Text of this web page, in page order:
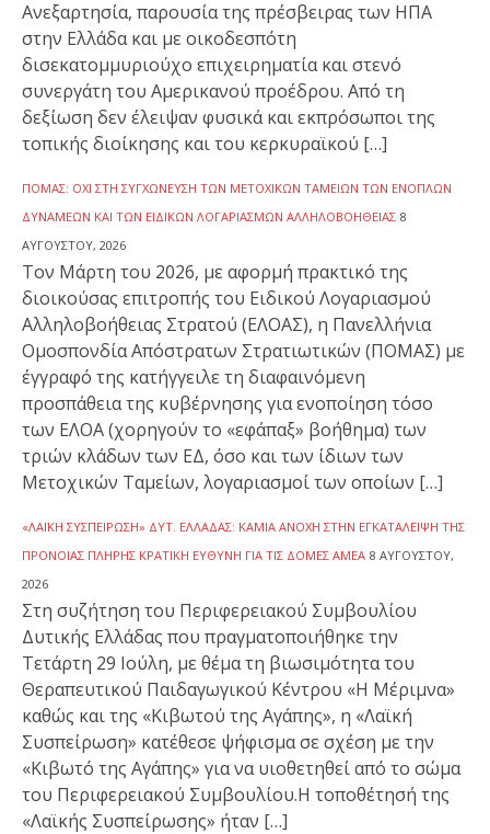
Ανεξαρτησία, παρουσία της πρέσβειρας των ΗΠΑ
στην Ελλάδα και με οικοδεσπότη
δισεκατομμυριούχο επιχειρηματία και στενό
συνεργάτη του Αμερικανού προέδρου. Από τη
δεξίωση δεν έλειψαν φυσικά και εκπρόσωποι της
τοπικής διοίκησης και του κερκυραϊκού […]
ΠΟΜΑΣ: ΌΧΙ ΣΤΗ ΣΥΓΧΏΝΕΥΣΗ ΤΩΝ ΜΕΤΟΧΙΚΏΝ ΤΑΜΕΊΩΝ ΤΩΝ ΕΝΌΠΛΩΝ
ΔΥΝΆΜΕΩΝ ΚΑΙ ΤΩΝ ΕΙΔΙΚΏΝ ΛΟΓΑΡΙΑΣΜΏΝ ΑΛΛΗΛΟΒΟΗΘΕΊΑΣ 8
ΑΥΓΟΎΣΤΟΥ, 2026
Τον Μάρτη του 2026, με αφορμή πρακτικό της
διοικούσας επιτροπής του Ειδικού Λογαριασμού
Αλληλοβοήθειας Στρατού (ΕΛΟΑΣ), η Πανελλήνια
Ομοσπονδία Απόστρατων Στρατιωτικών (ΠΟΜΑΣ) με
έγγραφό της κατήγγειλε τη διαφαινόμενη
προσπάθεια της κυβέρνησης για ενοποίηση τόσο
των ΕΛΟΑ (χορηγούν το «εφάπαξ» βοήθημα) των
τριών κλάδων των ΕΔ, όσο και των ίδιων των
Μετοχικών Ταμείων, λογαριασμοί των οποίων […]
«ΛΑΪΚΉ ΣΥΣΠΕΊΡΩΣΗ» ΔΥΤ. ΕΛΛΆΔΑΣ: ΚΑΜΊΑ ΑΝΟΧΉ ΣΤΗΝ ΕΓΚΑΤΆΛΕΙΨΗ ΤΗΣ
ΠΡΌΝΟΙΑΣ ΠΛΉΡΗΣ ΚΡΑΤΙΚΉ ΕΥΘΎΝΗ ΓΙΑ ΤΙΣ ΔΟΜΈΣ ΑΜΕΑ 8 ΑΥΓΟΎΣΤΟΥ,
2026
Στη συζήτηση του Περιφερειακού Συμβουλίου
Δυτικής Ελλάδας που πραγματοποιήθηκε την
Τετάρτη 29 Ιούλη, με θέμα τη βιωσιμότητα του
Θεραπευτικού Παιδαγωγικού Κέντρου «Η Μέριμνα»
καθώς και της «Κιβωτού της Αγάπης», η «Λαϊκή
Συσπείρωση» κατέθεσε ψήφισμα σε σχέση με την
«Κιβωτό της Αγάπης» για να υιοθετηθεί από το σώμα
του Περιφερειακού Συμβουλίου.Η τοποθέτησή της
«Λαϊκής Συσπείρωσης» ήταν […]